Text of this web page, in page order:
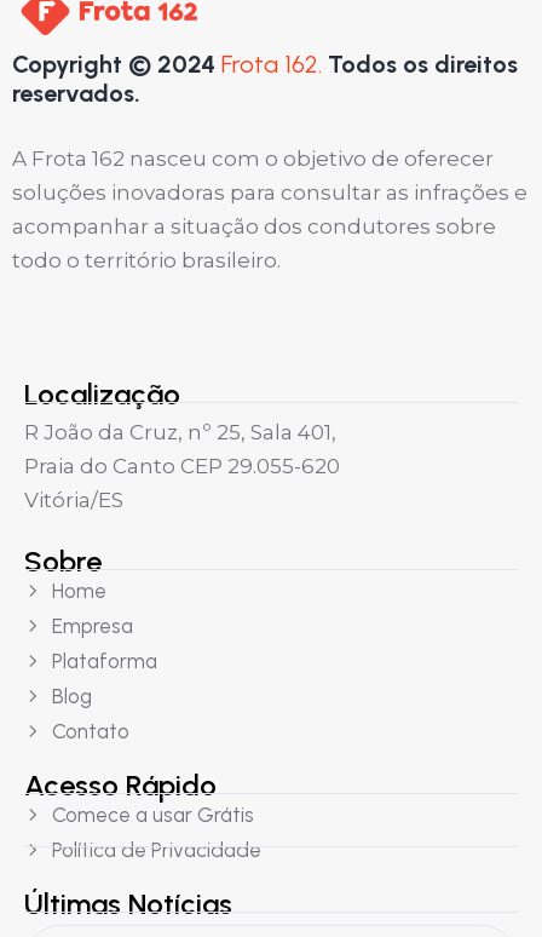
Copyright © 2024 Frota 162. Todos os direitos
reservados.
A Frota 162 nasceu com o objetivo de oferecer
soluções inovadoras para consultar as infrações e
acompanhar a situação dos condutores sobre
todo o território brasileiro.
Localização
R João da Cruz, nº 25, Sala 401,
Praia do Canto CEP 29.055-620
Vitória/ES
Sobre
Home
Empresa
Plataforma
Blog
Contato
Acesso Rápido
Comece a usar Grátis
Política de Privacidade
Últimas Notícias